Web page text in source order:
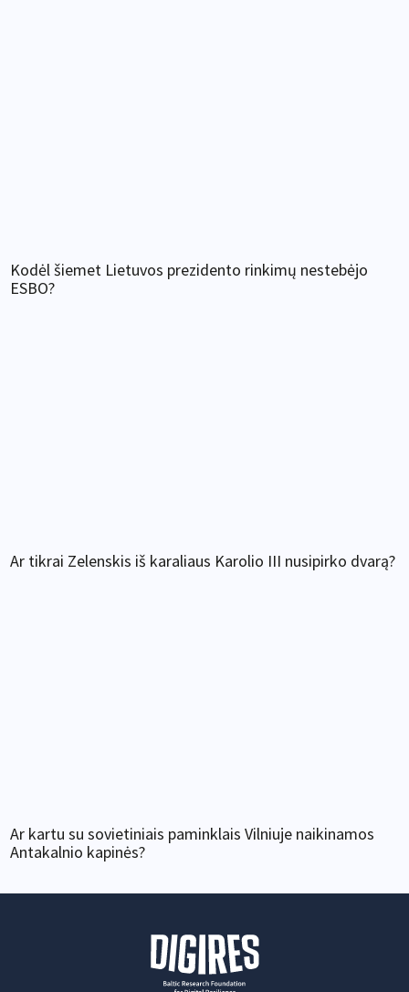
Kodėl šiemet Lietuvos prezidento rinkimų nestebėjo
ESBO?
Ar tikrai Zelenskis iš karaliaus Karolio III nusipirko dvarą?
Ar kartu su sovietiniais paminklais Vilniuje naikinamos
Antakalnio kapinės?